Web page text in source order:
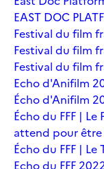
EAST DOC
Festival du film
Festival du film
Festival du film
Echo d'Anifilm
Écho d'Anifilm
Écho du FFF | Le
attend pour être
Écho du FFF |
Echo du FFF